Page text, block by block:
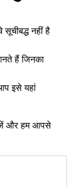
नहीं है
हैं जिनका
इसे यहां
और हम आपसे